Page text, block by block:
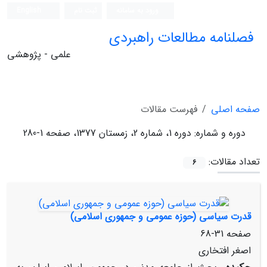
فصلنامه مطالعات راهبردی
علمی - پژوهشی
صفحه اصلی
فهرست مقالات
دوره و شماره: دوره 1، شماره 2، زمستان 1377، صفحه 1-280
تعداد مقالات:
6
قدرت سیاسی (حوزه عمومی و جمهوری اسلامی)
صفحه 31-68
اصغر افتخاری